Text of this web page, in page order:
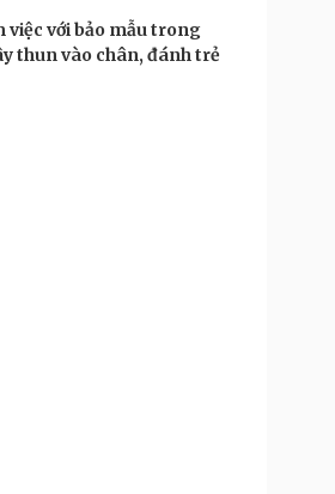
việc với bảo mẫu trong
thun vào chân, đánh trẻ